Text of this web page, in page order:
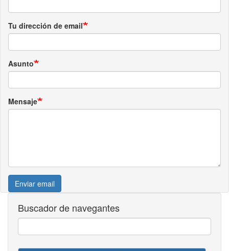
Tu dirección de email
Asunto
Mensaje
Enviar email
Buscador de navegantes